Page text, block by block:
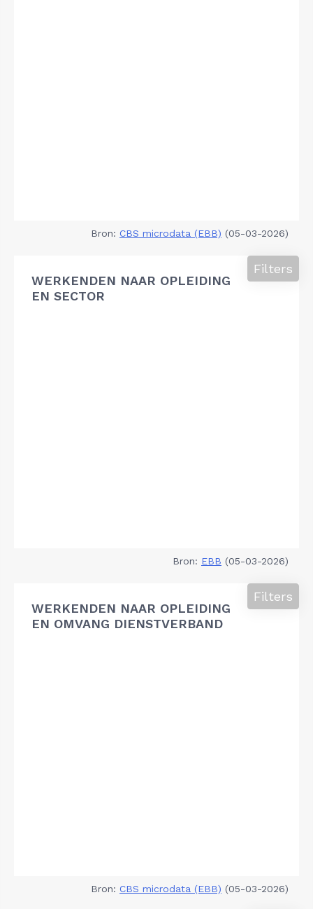
Bron: CBS microdata (EBB) (05-03-2026)
WERKENDEN NAAR OPLEIDING
EN SECTOR
Filters
Bron: EBB (05-03-2026)
WERKENDEN NAAR OPLEIDING
EN OMVANG DIENSTVERBAND
Filters
Bron: CBS microdata (EBB) (05-03-2026)